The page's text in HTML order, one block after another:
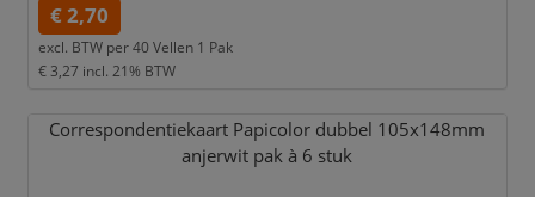
€ 2,70
excl. BTW per40 Vellen 1 Pak
€ 3,27 incl. 21% BTW
Correspondentiekaart Papicolor dubbel 105x148mm
anjerwit pak à 6 stuk